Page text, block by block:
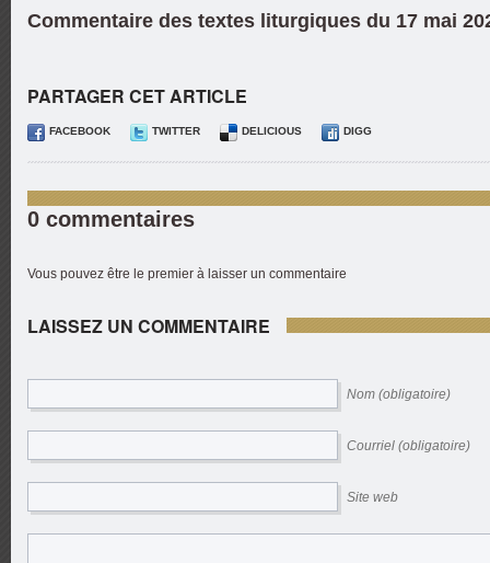
Commentaire des textes liturgiques du 17 mai
PARTAGER CET ARTICLE
FACEBOOK TWITTER DELICIOUS DIGG
0 commentaires
Vous pouvez être le premier à laisser un commentaire
LAISSEZ UN COMMENTAIRE
Nom (obligatoire)
Courriel (obligatoire)
Site web